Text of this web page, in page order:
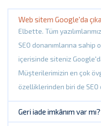
Web sitem Google'da
Elbette. Tüm
SEO donanımlarına sahip
içerisinde siteniz
Müşterilerimizin en çok
özelliklerinden biri de SEO
Geri iade imkânım var mı?